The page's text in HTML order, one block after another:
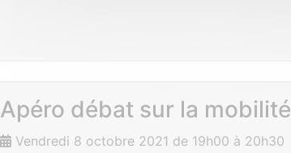
Apéro débat sur la mobilité
Vendredi 8 octobre 2021 de 19h00 à 20h30